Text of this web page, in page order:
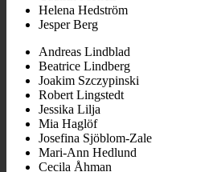
Helena Hedström
Jesper Berg
Andreas Lindblad
Beatrice Lindberg
Joakim Szczypinski
Robert Lingstedt
Jessika Lilja
Mia Haglöf
Josefina Sjöblom-Zale
Mari-Ann Hedlund
Cecila Åhman